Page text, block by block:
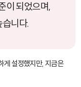
이 되었으며,
니다.
게 설정했지만, 지금은